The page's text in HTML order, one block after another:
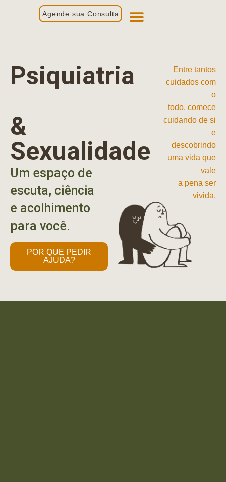
Agende sua Consulta
Psiquiatria
&
Sexualidade
Um espaço de
escuta, ciência
e acolhimento
para você.
POR QUE PEDIR
AJUDA?
Entre tantos
cuidados com
o
todo, comece
cuidando de si
e
descobrindo
uma vida que
vale
a pena ser
vivida.